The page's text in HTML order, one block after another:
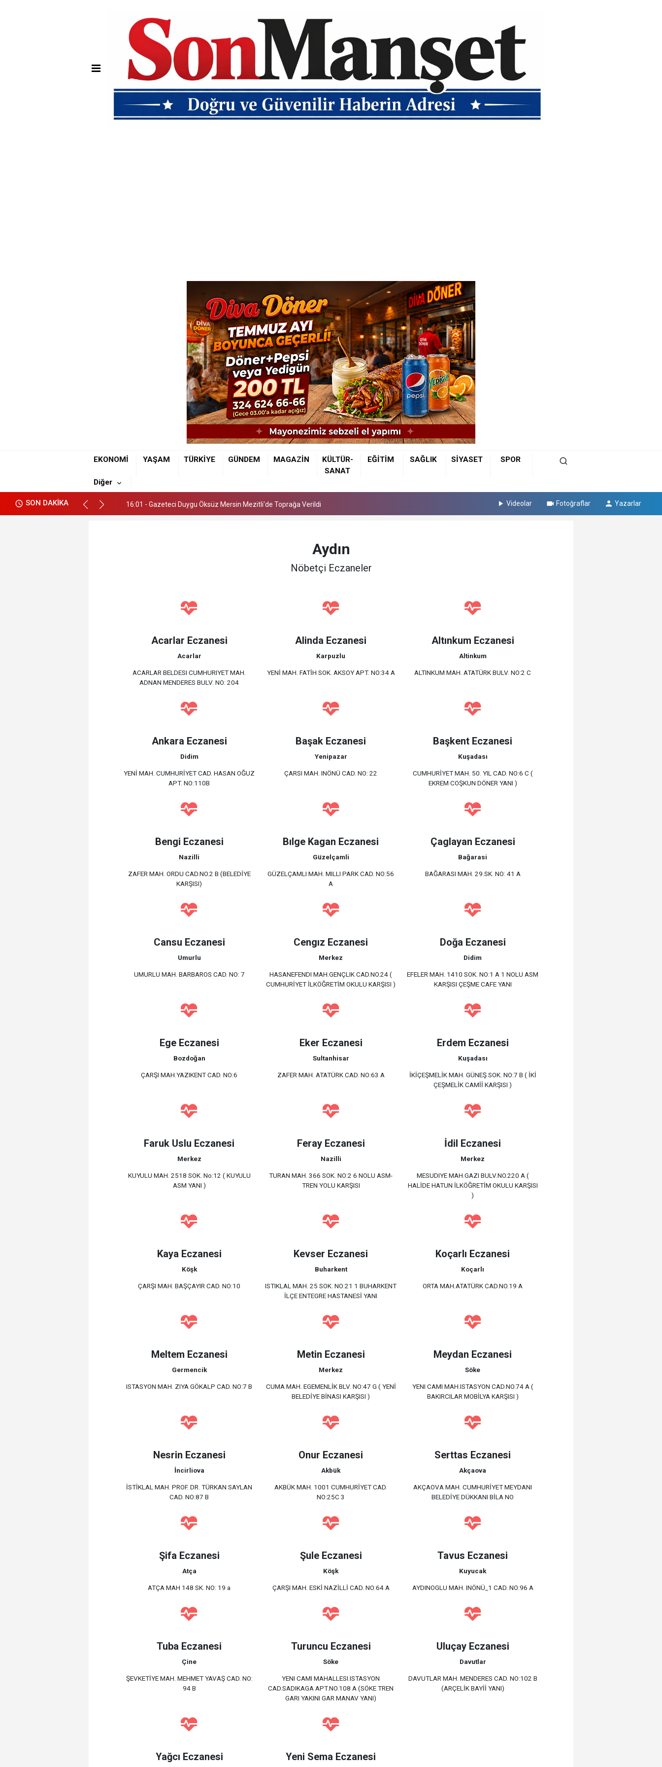
EKONOMİ YAŞAM TÜRKİYE GÜNDEM MAGAZİN
KÜLTÜR-
SANAT
EĞİTİM SAĞLIK SİYASET SPOR
Diğer
SON DAKİKA
16:01 - Gazeteci Duygu Öksüz Mersin Mezitli'de Toprağa Verildi
16:01 - Gazeteci Duygu Öksüz Mersin Mezitli'de Toprağa Verildi Videolar Fotoğraflar Yazarlar
Aydın
Nöbetçi Eczaneler
Acarlar Eczanesi
Acarlar
ACARLAR BELDESI CUMHURIYET MAH.
ADNAN MENDERES BULV. NO: 204
Alinda Eczanesi
Karpuzlu
YENİ MAH. FATİH SOK. AKSOY APT. NO:34 A
Altınkum Eczanesi
Altinkum
ALTINKUM MAH. ATATÜRK BULV. NO:2 C
Ankara Eczanesi
Didim
YENİ MAH. CUMHURİYET CAD. HASAN OĞUZ
APT. NO:110B
Başak Eczanesi
Yenipazar
ÇARSI MAH. INÖNÜ CAD. NO: 22
Başkent Eczanesi
Kuşadası
CUMHURİYET MAH. 50. YIL CAD. NO:6 C (
EKREM COŞKUN DÖNER YANI )
Bengi Eczanesi
Nazilli
ZAFER MAH. ORDU CAD.NO.2 B (BELEDİYE
KARŞISI)
Bılge Kagan Eczanesi
Güzelçamli
GÜZELÇAMLI MAH. MILLI PARK CAD. NO:56
A
Çaglayan Eczanesi
Bağarasi
BAĞARASI MAH. 29.SK. NO: 41 A
Cansu Eczanesi
Umurlu
UMURLU MAH. BARBAROS CAD. NO: 7
Cengız Eczanesi
Merkez
HASANEFENDI MAH.GENÇLIK CAD.NO.24 (
CUMHURİYET İLKÖĞRETİM OKULU KARŞISI )
Doğa Eczanesi
Didim
EFELER MAH. 1410 SOK. NO:1 A 1 NOLU ASM
KARŞISI ÇEŞME CAFE YANI
Ege Eczanesi
Bozdoğan
ÇARŞI MAH.YAZIKENT CAD. NO:6
Eker Eczanesi
Sultanhisar
ZAFER MAH. ATATÜRK CAD. NO:63 A
Erdem Eczanesi
Kuşadası
İKİÇEŞMELİK MAH. GÜNEŞ SOK. NO:7 B ( İKİ
ÇEŞMELİK CAMİİ KARŞISI )
Faruk Uslu Eczanesi
Merkez
KUYULU MAH. 2518 SOK. No:12 ( KUYULU
ASM YANI )
Feray Eczanesi
Nazilli
TURAN MAH. 366 SOK. NO:2 6 NOLU ASM-
TREN YOLU KARŞISI
İdil Eczanesi
Merkez
MESUDIYE MAH.GAZI BULV.NO.220 A (
HALİDE HATUN İLKÖĞRETİM OKULU KARŞISI
)
Kaya Eczanesi
Köşk
ÇARŞI MAH. BAŞÇAYIR CAD. NO:10
Kevser Eczanesi
Buharkent
ISTIKLAL MAH. 25 SOK. NO:21 1 BUHARKENT
İLÇE ENTEGRE HASTANESİ YANI
Koçarlı Eczanesi
Koçarlı
ORTA MAH.ATATÜRK CAD.NO.19 A
Meltem Eczanesi
Germencik
ISTASYON MAH. ZIYA GÖKALP CAD. NO:7 B
Metin Eczanesi
Merkez
CUMA MAH. EGEMENLİK BLV. NO:47 G ( YENİ
BELEDİYE BİNASI KARŞISI )
Meydan Eczanesi
Söke
YENI CAMI MAH.ISTASYON CAD.NO.74 A (
BAKIRCILAR MOBİLYA KARŞISI )
Nesrin Eczanesi
İncirliova
İSTİKLAL MAH. PROF. DR. TÜRKAN SAYLAN
CAD. NO:87 B
Onur Eczanesi
Akbük
AKBÜK MAH. 1001 CUMHURİYET CAD.
NO:25C 3
Serttas Eczanesi
Akçaova
AKÇAOVA MAH. CUMHURİYET MEYDANI
BELEDİYE DÜKKANI BİLA NO
Şifa Eczanesi
Atça
ATÇA MAH 148 SK. NO: 19 a
Şule Eczanesi
Köşk
ÇARŞI MAH. ESKİ NAZİLLİ CAD. NO:64 A
Tavus Eczanesi
Kuyucak
AYDINOGLU MAH. INÖNÜ_1 CAD. NO:96 A
Tuba Eczanesi
Çine
ŞEVKETİYE MAH. MEHMET YAVAŞ CAD. NO:
94 B
Turuncu Eczanesi
Söke
YENI CAMI MAHALLESI.ISTASYON
CAD.SADIKAGA APT.NO.108 A (SÖKE TREN
GARI YAKINI GAR MANAV YANI)
Uluçay Eczanesi
Davutlar
DAVUTLAR MAH. MENDERES CAD. NO:102 B
(ARÇELİK BAYİİ YANI)
Yağcı Eczanesi Yeni Sema Eczanesi